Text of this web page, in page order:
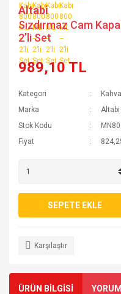
Altabi
Sızdırmaz Cam
2’li Set
989,10 TL
Kategori
Marka
Altabi
Stok Kodu
Fiyat
SEPETE EKLE
Karşılaştır
ÜRÜN BİLGİSİ